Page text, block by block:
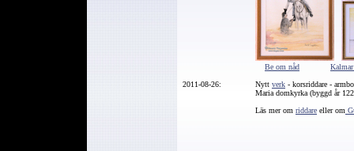
Be om nåd
2011-08-26:
Nytt verk - korsriddare -
Maria domkyrka (byggd år
Läs mer om riddare eller om